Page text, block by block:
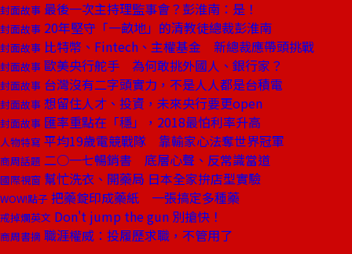
封面故事 最後一次主持理監事會？彭淮南：是！
封面故事 20年堅守「一畝地」的清教徒總裁彭淮南
封面故事 比特幣、Fintech、主權基金 新總裁應帶頭挑戰
封面故事 歐美央行舵手 為何敢挑外國人、銀行家？
封面故事 台灣沒有二字頭實力，不是人人都是台積電
封面故事 想留住人才、投資，未來央行要更open
封面故事 匯率重點在「穩」，2018最怕利率升高
人物特寫 平均19歲電競戰隊 靠輸家心法奪世界冠軍
商周話題 二○一七暢銷書 底層心聲、反常識當道
國際視窗 幫忙洗衣、開藥局 日本全家拚店型實驗
WOW!點子 把藥錠印成藥紙 一張搞定多種藥
戒掉爛英文 Don't jump the gun 別搶快！
商周書摘 職涯權威：投履歷求職，不管用了